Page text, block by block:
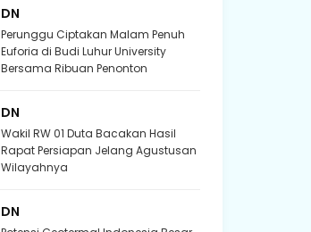
DN
Perunggu Ciptakan Malam Penuh
Euforia di Budi Luhur University
Bersama Ribuan Penonton
DN
Wakil RW 01 Duta Bacakan Hasil
Rapat Persiapan Jelang Agustusan
Wilayahnya
DN